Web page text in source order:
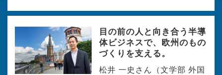
目の前の人と向き合う半導
体ビジネスで、欧州のもの
づくりを支える。
松井 一史さん（文学部 外国